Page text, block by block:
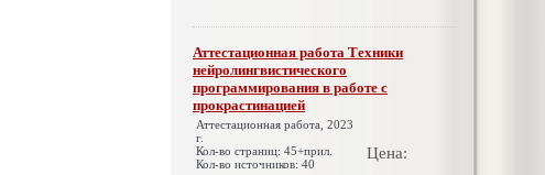
Аттестационная работа Техники
нейролингвистического
программирования в работе с
прокрастинацией
Аттестационная работа, 2023
г.
Кол-во страниц: 45+прил.
Кол-во источников: 40
Цена: